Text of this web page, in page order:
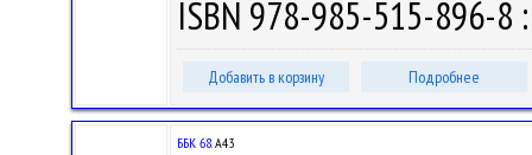
ISBN 978-985-515-896-8
Добавить в корзину Подробнее
ББК 68.А43